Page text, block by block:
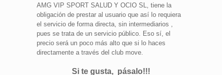
AMG VIP SPORT SALUD Y OCIO SL, tiene la
obligación de prestar al usuario que así lo requiera
el servicio de forma directa, sin intermediarios ,
pues se trata de un servicio público. Eso sí, el
precio será un poco más alto que si lo haces
directamente a través del club move.
Si te gusta, pásalo!!!